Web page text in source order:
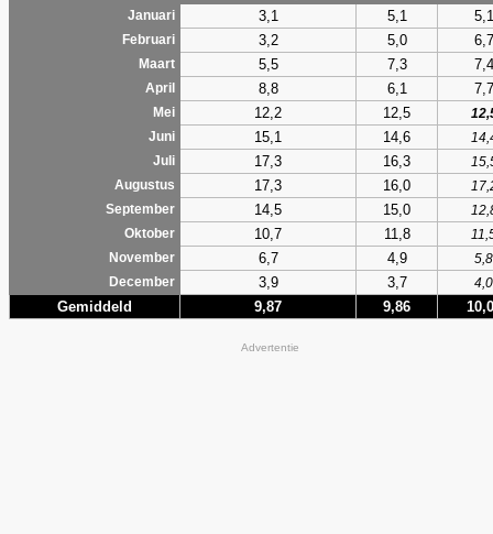
Januari
3,1 5,1 5,1
Februari 3,2 5,0 6,7
Maart 5,5 7,3 7,4
April 8,8 6,1 7,7
Mei 12,2 12,5
Juni
15,1 14,6
Juli
17,3 16,3
Augustus
17,3 16,0
September
14,5 15,0
Oktober
10,7 11,8
November
6,7 4,9
5,8
December
3,9 3,7 4,0
Gemiddeld 9,87 9,86
Advertentie